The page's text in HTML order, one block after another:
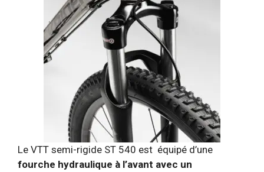
Le VTT semi-rigide ST 540 est équipé d’une
fourche hydraulique à l’avant avec un